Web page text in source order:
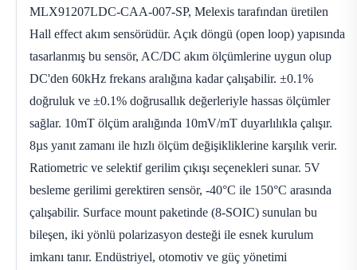
MLX91207LDC-CAA-007-SP, Melexis tarafından üretilen
Hall effect akım sensörüdür. Açık döngü (open loop) yapısında
tasarlanmış bu sensör, AC/DC akım ölçümlerine uygun olup
DC'den 60kHz frekans aralığına kadar çalışabilir. ±0.1%
doğruluk ve ±0.1% doğrusallık değerleriyle hassas ölçümler
sağlar. 10mT ölçüm aralığında 10mV/mT duyarlılıkla çalışır.
8µs yanıt zamanı ile hızlı ölçüm değişikliklerine karşılık verir.
Ratiometric ve selektif gerilim çıkışı seçenekleri sunar. 5V
besleme gerilimi gerektiren sensör, -40°C ile 150°C arasında
çalışabilir. Surface mount paketinde (8-SOIC) sunulan bu
bileşen, iki yönlü polarizasyon desteği ile esnek kurulum
imkanı tanır. Endüstriyel, otomotiv ve güç yönetimi